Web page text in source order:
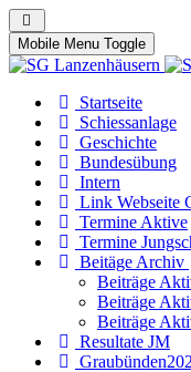
Mobile Menu Toggle
Startseite
Schiessanlage
Geschichte
Bundesübung
Intern
Link Webseite
Termine Aktive
Termine
Beitäge Archiv
Beiträge
Beiträge
Beiträge
Resultate JM